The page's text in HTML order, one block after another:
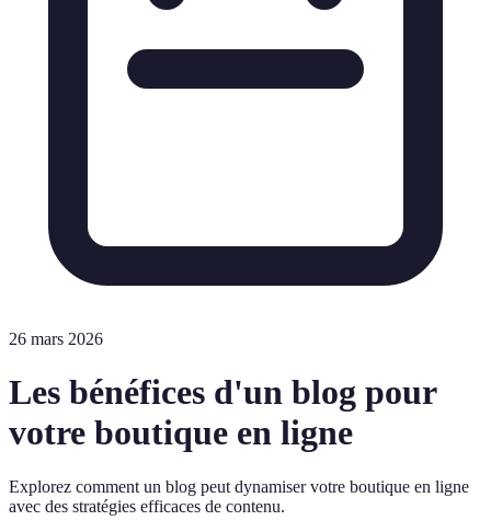
26 mars 2026
Les bénéfices d'un blog pour
votre boutique en ligne
Explorez comment un blog peut dynamiser votre boutique en ligne
avec des stratégies efficaces de contenu.